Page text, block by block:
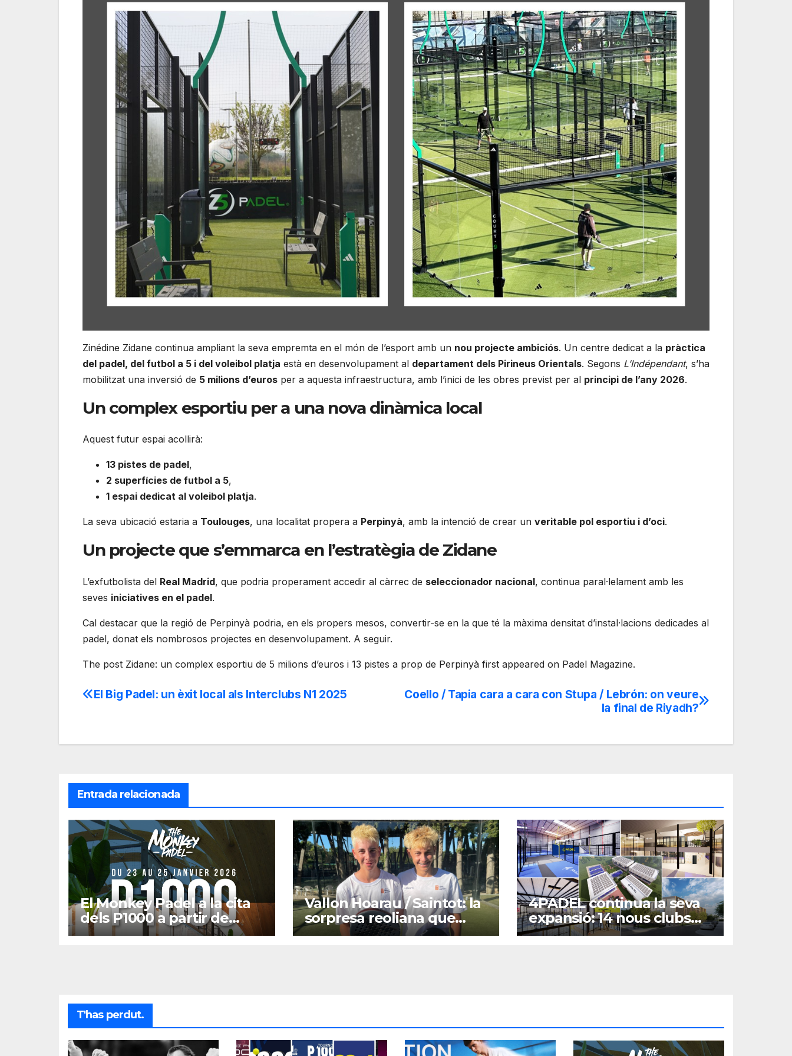
Zinédine Zidane continua ampliant la seva empremta en el món de l’esport amb un nou projecte ambiciós. Un centre dedicat a la pràctica
del padel, del futbol a 5 i del voleibol platja està en desenvolupament al departament dels Pirineus Orientals. Segons L’Indépendant, s’ha
mobilitzat una inversió de 5 milions d’euros per a aquesta infraestructura, amb l’inici de les obres previst per al principi de l’any 2026.
Un complex esportiu per a una nova dinàmica local
Aquest futur espai acollirà:
13 pistes de padel,
2 superfícies de futbol a 5,
1 espai dedicat al voleibol platja.
La seva ubicació estaria a Toulouges, una localitat propera a Perpinyà, amb la intenció de crear un veritable pol esportiu i d’oci.
Un projecte que s’emmarca en l’estratègia de Zidane
L’exfutbolista del Real Madrid, que podria properament accedir al càrrec de seleccionador nacional, continua paral·lelament amb les
seves iniciatives en el padel.
Cal destacar que la regió de Perpinyà podria, en els propers mesos, convertir-se en la que té la màxima densitat d’instal·lacions dedicades al
padel, donat els nombrosos projectes en desenvolupament. A seguir.
The post Zidane: un complex esportiu de 5 milions d’euros i 13 pistes a prop de Perpinyà first appeared on Padel Magazine.
Navegación
entradas
Coello / Tapia cara a cara con Stupa / Lebrón: on veure
la final de Riyadh?
El Big Padel: un èxit local als Interclubs N1 2025
Entrada relacionada
El Monkey Padel a la cita
dels P1000 a partir de
gener
Vallon Hoarau / Saintot: la
sorpresa reoliana que
desafia la cap de sèrie 1
4PADEL continua la seva
expansió: 14 nous clubs
fins al 2026!
T'has perdut.